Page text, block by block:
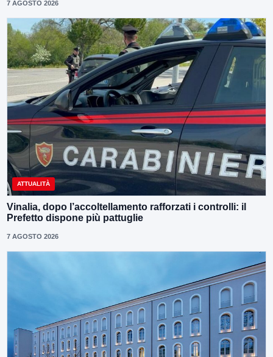
7 AGOSTO 2026
ATTUALITÀ
Vinalia, dopo l’accoltellamento rafforzati i controlli: il
Prefetto dispone più pattuglie
7 AGOSTO 2026